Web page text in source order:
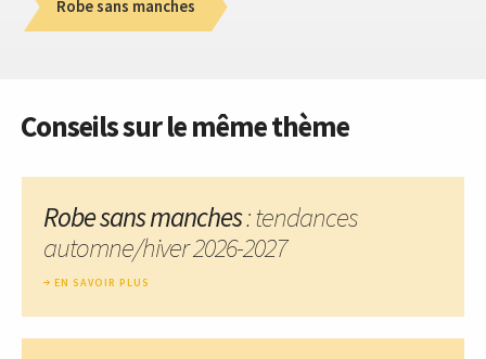
Robe sans manches
Conseils sur le même thème
Robe sans manches: tendances
automne/hiver 2026-2027
EN SAVOIR PLUS